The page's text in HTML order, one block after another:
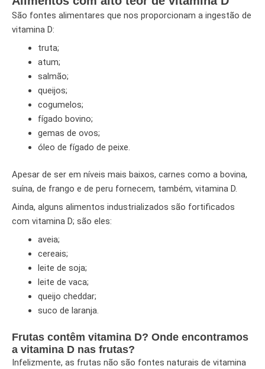
São fontes alimentares que nos proporcionam a ingestão de
vitamina D:
truta;
atum;
salmão;
queijos;
cogumelos;
fígado bovino;
gemas de ovos;
óleo de fígado de peixe.
Apesar de ser em níveis mais baixos, carnes como a bovina,
suína, de frango e de peru fornecem, também, vitamina D.
Ainda, alguns alimentos industrializados são fortificados
com vitamina D; são eles:
aveia;
cereais;
leite de soja;
leite de vaca;
queijo cheddar;
suco de laranja.
Frutas contêm vitamina D? Onde encontramos
a vitamina D nas frutas?
Infelizmente, as frutas não são fontes naturais de vitamina